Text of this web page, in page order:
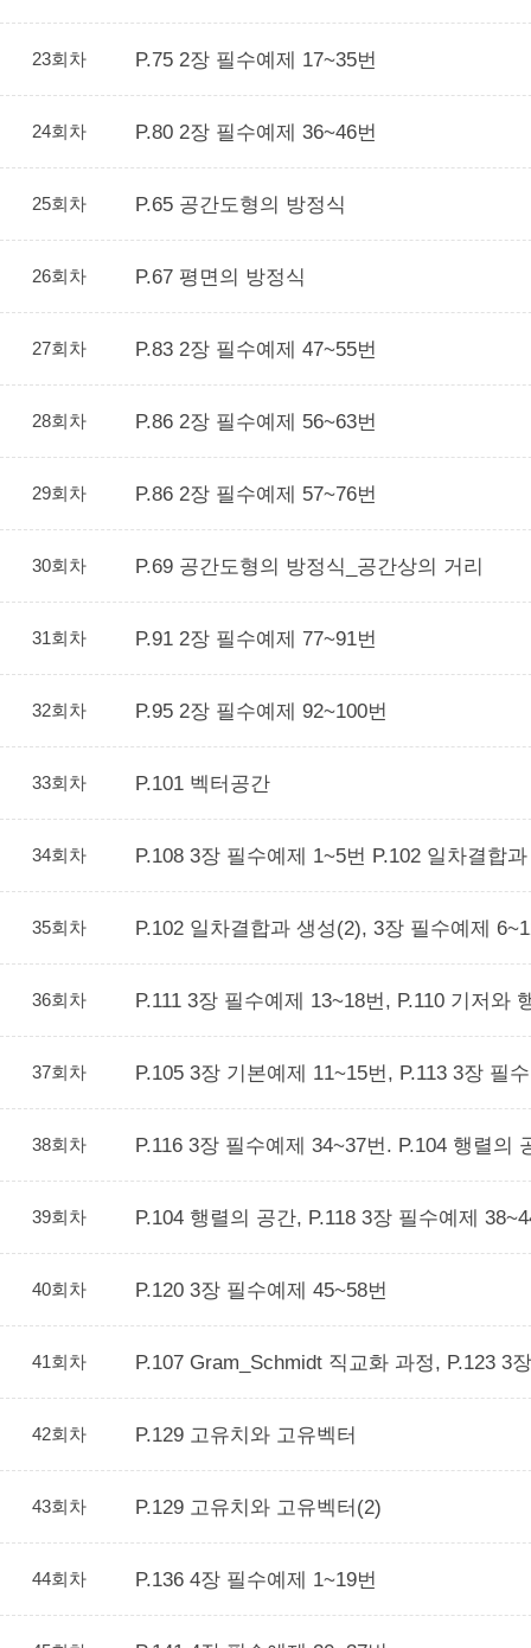
23회차 P.75 2장 필수예제 17~35번
24회차 P.80 2장 필수예제 36~46번
25회차 P.65 공간도형의 방정식
26회차 P.67 평면의 방정식
27회차 P.83 2장 필수예제 47~55번
28회차 P.86 2장 필수예제 56~63번
29회차 P.86 2장 필수예제 57~76번
30회차 P.69 공간도형의 방정식_공간상의 거리
31회차 P.91 2장 필수예제 77~91번
32회차 P.95 2장 필수예제 92~100번
33회차 P.101 벡터공간
34회차 P.108 3장 필수예제 1~5번 P.102 일차결합
35회차 P.102 일차결합과 생성(2), 3장 필수예제
36회차 P.111 3장 필수예제 13~18번, P.110 기저와
37회차 P.105 3장 기본예제 11~15번, P.113 3장 필
38회차 P.116 3장 필수예제 34~37번. P.104 행렬의
39회차 P.104 행렬의 공간, P.118 3장 필수예제
40회차 P.120 3장 필수예제 45~58번
41회차 P.107 Gram_Schmidt 직교화 과정, P.123 3
42회차 P.129 고유치와 고유벡터
43회차 P.129 고유치와 고유벡터(2)
44회차 P.136 4장 필수예제 1~19번